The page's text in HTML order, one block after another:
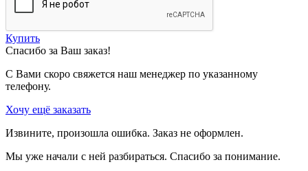
Купить
Спасибо за Ваш заказ!
С Вами скоро свяжется наш менеджер по указанному
телефону.
Хочу ещё заказать
Извините, произошла ошибка. Заказ не оформлен.
Мы уже начали с ней разбираться. Спасибо за понимание.